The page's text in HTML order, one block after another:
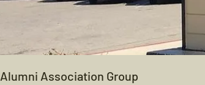
Alumni Association Group